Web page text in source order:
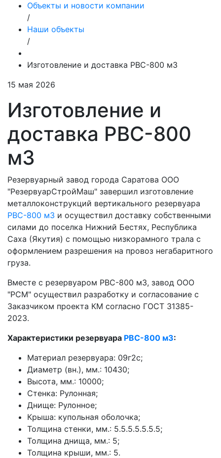
Объекты и новости компании
/
Наши объекты
/
Изготовление и доставка РВС-800 м3
15 мая 2026
Изготовление и
доставка РВС-800
м3
Резервуарный завод города Саратова ООО
"РезервуарСтройМаш" завершил изготовление
металлоконструкций вертикального резервуара
РВС-800 м3 и осуществил доставку собственными
силами до поселка Нижний Бестях, Республика
Саха (Якутия) с помощью низкорамного трала с
оформлением разрешения на провоз негабаритного
груза.
Вместе с резервуаром РВС-800 м3, завод ООО
"РСМ" осуществил разработку и согласование с
Заказчиком проекта КМ согласно ГОСТ 31385-
2023.
Характеристики резервуара РВС-800 м3:
Материал резервуара: 09г2с;
Диаметр (вн.), мм.: 10430;
Высота, мм.: 10000;
Стенка: Рулонная;
Днище: Рулонное;
Крыша: купольная оболочка;
Толщина стенки, мм.: 5.5.5.5.5.5.5;
Толщина днища, мм.: 5;
Толщина крыши, мм.: 5.